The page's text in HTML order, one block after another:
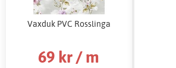
Vaxduk PVC Rosslinga
69 kr / m